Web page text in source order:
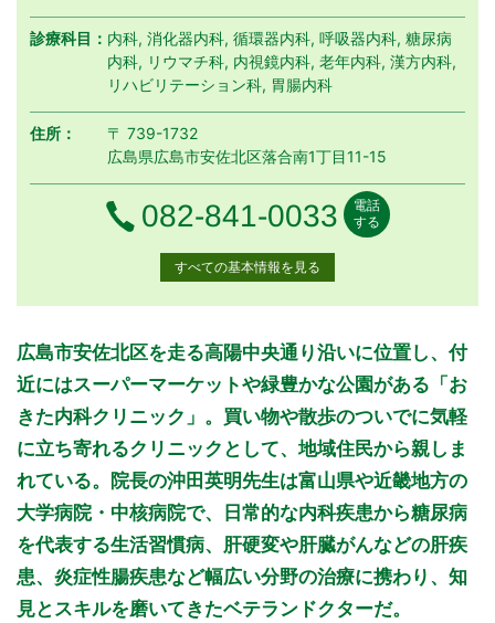
診療科目： 内科, 消化器内科, 循環器内科, 呼吸器内科, 糖尿病
内科, リウマチ科, 内視鏡内科, 老年内科, 漢方内科,
リハビリテーション科, 胃腸内科
住所：
〒 739-1732
広島県広島市安佐北区落合南1丁目11-15
電話番号
082-841-0033
電話
する
すべての基本情報を見る
診療時間 月月曜日
火 火曜日
水 水曜日
木 木曜日
金 金曜日
土土曜日
日 日曜日
祝祝日
8:30～13:00
● ● ●
●
8:30～14:00
●
16:00～18:30
● ● ● ●
休診日: 日、祝
備考: 木曜午前のみ
土曜14:00まで
※診療時間や臨時休診・診療内容等について、事前に必ず医療
機関ホームページ、またはお電話にてご確認ください。
広島市安佐北区を走る高陽中央通り沿いに位置し、付
近にはスーパーマーケットや緑豊かな公園がある「お
きた内科クリニック」。買い物や散歩のついでに気軽
に立ち寄れるクリニックとして、地域住民から親しま
れている。院長の沖田英明先生は富山県や近畿地方の
大学病院・中核病院で、日常的な内科疾患から糖尿病
を代表する生活習慣病、肝硬変や肝臓がんなどの肝疾
患、炎症性腸疾患など幅広い分野の治療に携わり、知
見とスキルを磨いてきたベテランドクターだ。